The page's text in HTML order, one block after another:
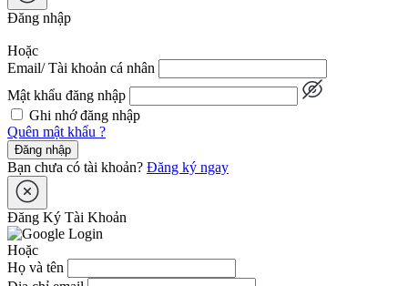
Đăng nhập
Hoặc
Email/ Tài khoản cá nhân
Mật khẩu đăng nhập
Ghi nhớ đăng nhập
Quên mật khẩu ?
Đăng nhập
Bạn chưa có tài khoản? Đăng ký ngay
Đăng Ký Tài Khoản
Hoặc
Họ và tên